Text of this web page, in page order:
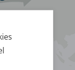
gestión